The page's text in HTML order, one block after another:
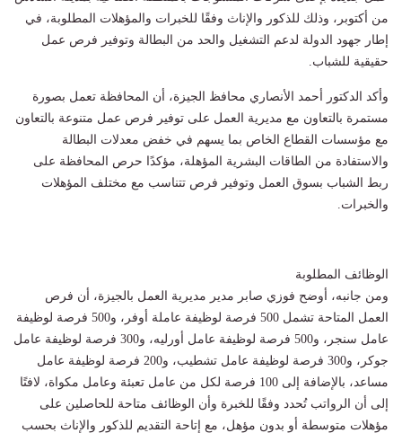
من أكتوبر، وذلك للذكور والإناث وفقًا للخبرات والمؤهلات المطلوبة، في
إطار جهود الدولة لدعم التشغيل والحد من البطالة وتوفير فرص عمل
حقيقية للشباب.
وأكد الدكتور أحمد الأنصاري محافظ الجيزة، أن المحافظة تعمل بصورة
مستمرة بالتعاون مع مديرية العمل على توفير فرص عمل متنوعة بالتعاون
مع مؤسسات القطاع الخاص بما يسهم في خفض معدلات البطالة
والاستفادة من الطاقات البشرية المؤهلة، مؤكدًا حرص المحافظة على
ربط الشباب بسوق العمل وتوفير فرص تتناسب مع مختلف المؤهلات
والخبرات.
الوظائف المطلوبة
ومن جانبه، أوضح فوزي صابر مدير مديرية العمل بالجيزة، أن فرص
العمل المتاحة تشمل 500 فرصة لوظيفة عاملة أوفر، و500 فرصة لوظيفة
عامل سنجر، و500 فرصة لوظيفة عامل أورليه، و300 فرصة لوظيفة عامل
جوكر، و300 فرصة لوظيفة عامل تشطيب، و200 فرصة لوظيفة عامل
مساعد، بالإضافة إلى 100 فرصة لكل من عامل تعبئة وعامل مكواة، لافتًا
إلى أن الرواتب تُحدد وفقًا للخبرة وأن الوظائف متاحة للحاصلين على
مؤهلات متوسطة أو بدون مؤهل، مع إتاحة التقديم للذكور والإناث بحسب